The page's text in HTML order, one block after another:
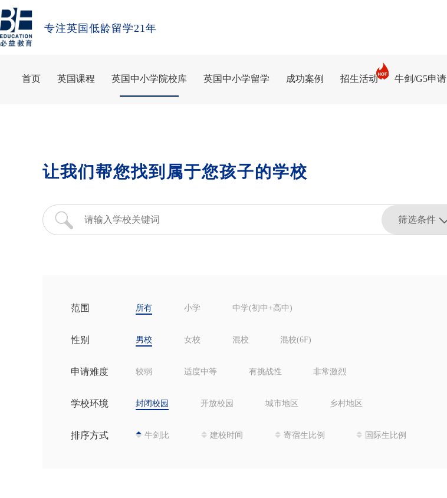
专注英国低龄留学21年
首页 英国课程 英国中小学院校库 英国中小学留学 成功案例 招生活动 牛剑/G5申请
让我们帮您找到属于您孩子的学校
筛选条件
范围 所有 小学 中学(初中+高中)
性别 男校 女校 混校 混校(6F)
申请难度 较弱 适度中等 有挑战性 非常激烈
学校环境 封闭校园 开放校园 城市地区 乡村地区
排序方式 牛剑比 建校时间 寄宿生比例 国际生比例